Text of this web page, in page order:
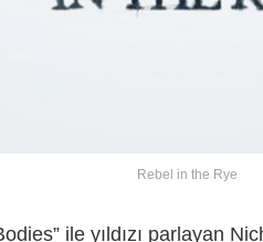
Rebel in the Rye
ile yıldızı parlayan